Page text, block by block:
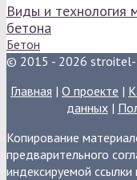
Виды и технология
бетона
Бетон
© 2015 - 2026
Главная | О проекте |
данных|
Копирование
предварительного
индексируемой ссылки